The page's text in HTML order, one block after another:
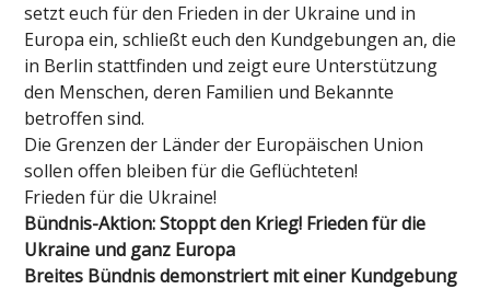
setzt euch für den Frieden in der Ukraine und in
Europa ein, schließt euch den Kundgebungen an, die
in Berlin stattfinden und zeigt eure Unterstützung
den Menschen, deren Familien und Bekannte
betroffen sind.
Die Grenzen der Länder der Europäischen Union
sollen offen bleiben für die Geflüchteten!
Frieden für die Ukraine!
Bündnis-Aktion: Stoppt den Krieg! Frieden für die
Ukraine und ganz Europa
Breites Bündnis demonstriert mit einer Kundgebung